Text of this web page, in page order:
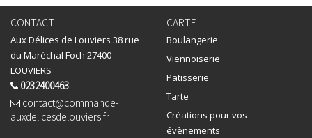
CONTACT
Aux Délices de Louviers 38 rue
du Maréchal Foch 27400
LOUVIERS
0232400463
contact@commande-
auxdelicesdelouviers.fr
CARTE
Boulangerie
Viennoiserie
Patisserie
Tarte
Créations pour vos
évènements